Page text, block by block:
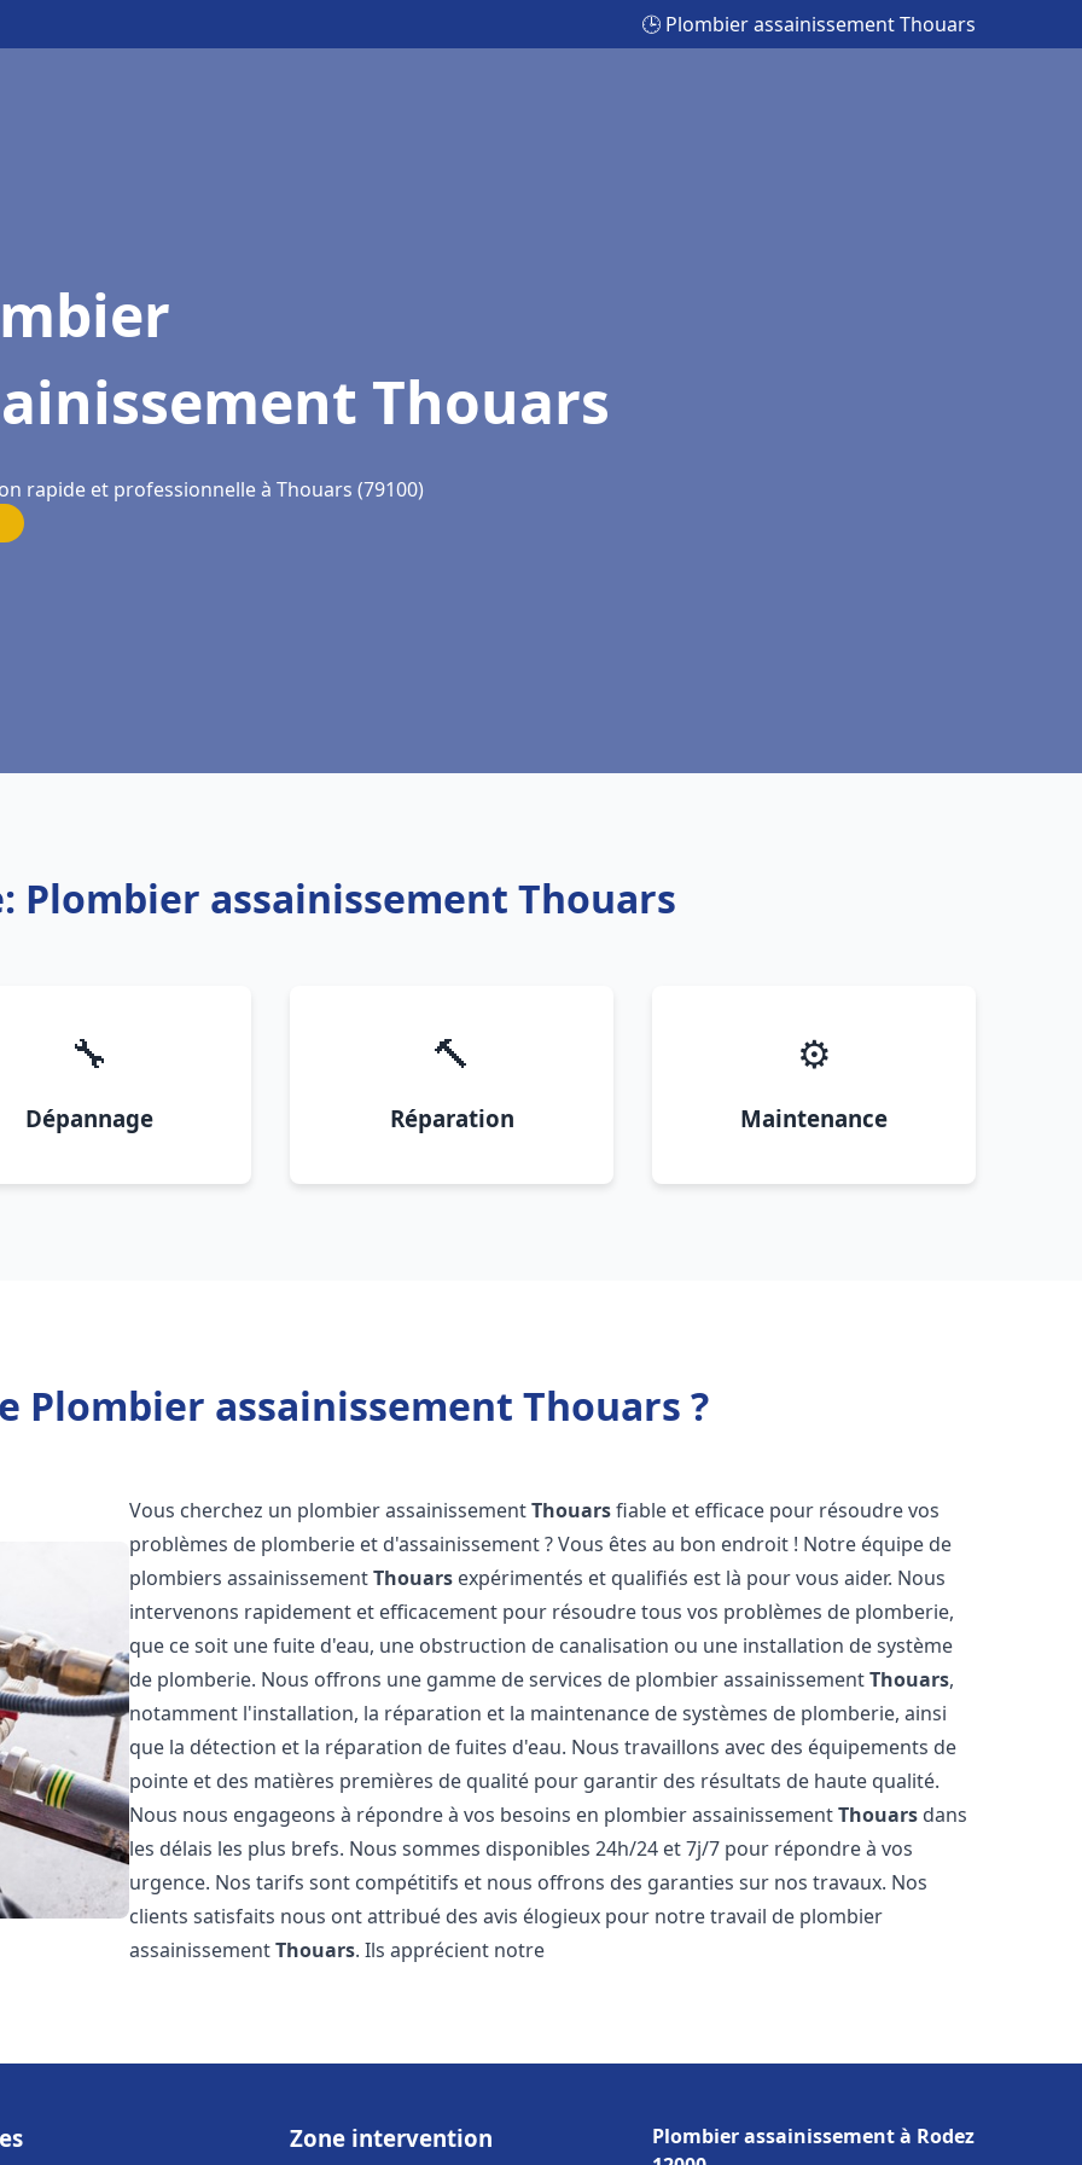
🕒 Plombier assainissement Thouars
Thouars
rapide et professionnelle à Thouars (79100)
Plombier assainissement Thouars
🔧
Dépannage
🔨
Réparation
⚙️
Maintenance
Plombier assainissement Thouars ?
Vous cherchez un plombier assainissementThouarsfiable et efficace pour résoudre vos
problèmes de plomberie et d'assainissement ? Vous êtes au bon endroit ! Notre équipe de
plombiers assainissementThouars expérimentés et qualifiés est là pour vous aider. Nous
intervenons rapidement et efficacement pour résoudre tous vos problèmes de plomberie,
que ce soit une fuite d'eau, une obstruction de canalisation ou une installation de système
de plomberie. Nous offrons une gamme de services de plombier assainissementThouars,
notamment l'installation, la réparation et la maintenance de systèmes de plomberie, ainsi
que la détection et la réparation de fuites d'eau. Nous travaillons avec des équipements de
pointe et des matières premières de qualité pour garantir des résultats de haute qualité.
Nous nous engageons à répondre à vos besoins en plombier assainissementThouars dans
les délais les plus brefs. Nous sommes disponibles 24h/24 et 7j/7 pour répondre à vos
urgence. Nos tarifs sont compétitifs et nous offrons des garanties sur nos travaux. Nos
clients satisfaits nous ont attribué des avis élogieux pour notre travail de plombier
assainissementThouars. Ils apprécient notre
Zone intervention
Plombier assainissement à Rodez